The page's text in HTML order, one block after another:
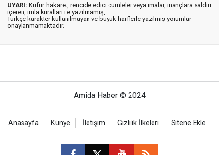
UYARI: Küfür, hakaret, rencide edici cümleler veya imalar, inançlara saldırı
içeren, imla kuralları ile yazılmamış,
Türkçe karakter kullanılmayan ve büyük harflerle yazılmış yorumlar
onaylanmamaktadır.
Amida Haber © 2024
Anasayfa Künye İletişim Gizlilik İlkeleri Sitene Ekle